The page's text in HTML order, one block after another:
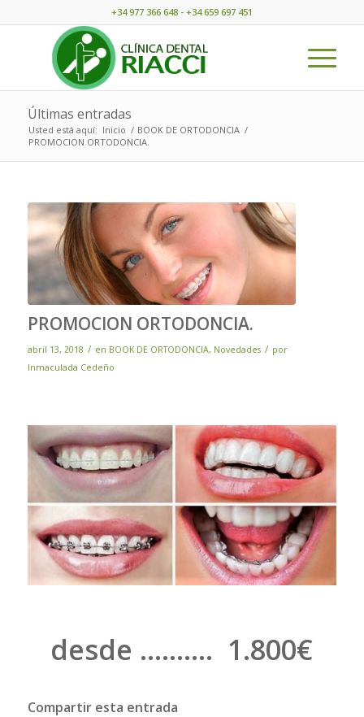
+34 977 366 648 - +34 659 697 451
Últimas entradas
Usted está aquí: Inicio / BOOK DE ORTODONCIA /
PROMOCION ORTODONCIA.
PROMOCION ORTODONCIA.
abril 13, 2018 / en BOOK DE ORTODONCIA, Novedades / por
Inmaculada Cedeño
desde ………. 1.800€
Compartir esta entrada